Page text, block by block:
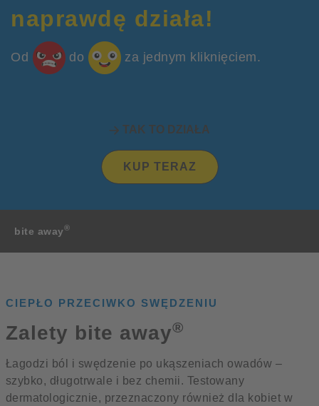
naprawdę działa!
Od do za jednym kliknięciem.
TAK TO DZIAŁA
KUP TERAZ
bite away®
CIEPŁO PRZECIWKO SWĘDZENIU
Zalety bite away®
Łagodzi ból i swędzenie po ukąszeniach owadów –
szybko, długotrwale i bez chemii. Testowany
dermatologicznie, przeznaczony również dla kobiet w